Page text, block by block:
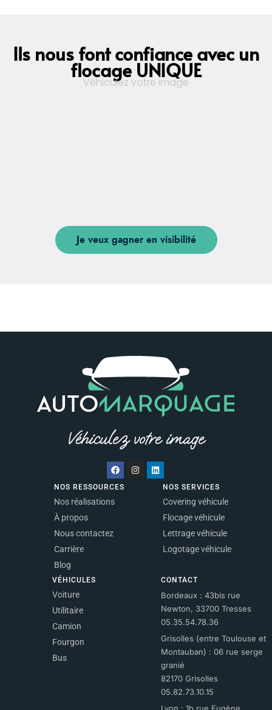
Ils nous font confiance avec un
flocage UNIQUE
Véhiculez votre image
EXPOSEZ VOUS DÉMARQUEZ VOUS
Je veux gagner en visibilité
NOS RESSOURCES
Nos réalisations
À propos
Nous contactez
Carrière
Blog
NOS SERVICES
Covering véhicule
Flocage véhicule
Lettrage véhicule
Logotage véhicule
VÉHICULES
Voiture
Utilitaire
Camion
Fourgon
Bus
CONTACT
Bordeaux : 43bis rue
Newton, 33700 Tresses
05.35.54.78.36
Grisolles (entre Toulouse et
Montauban) : 06 rue serge
granié
82170 Grisolles
05.82.73.10.15